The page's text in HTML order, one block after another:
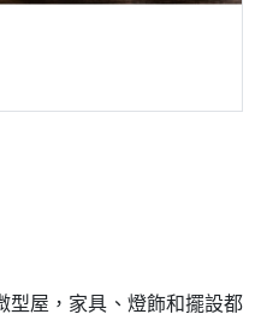
型屋，家具、燈飾和擺設都